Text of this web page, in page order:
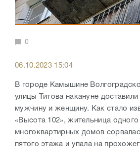
0
06.10.2023 15:04
В городе Камышине
улицы Титова накануне
мужчину и женщину. Как стало
«Высота 102», жительница одного
многоквартирных домов
пятого этажа и упала на